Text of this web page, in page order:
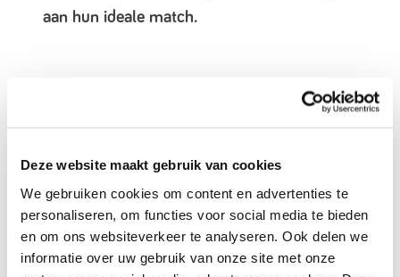
Deze website maakt gebruik van cookies
We gebruiken cookies om content en advertenties te
personaliseren, om functies voor social media te bieden
en om ons websiteverkeer te analyseren. Ook delen we
informatie over uw gebruik van onze site met onze
aan hun ideale match.
Heb je nog vragen over de werkwijze van
Adoptie handboek
Tips & tricks over het zoeken en herplaatsen van een
huisdier.